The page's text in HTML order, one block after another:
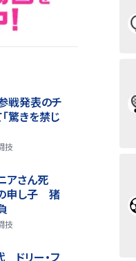
戦発表のチ
驚きを禁じ
技
アさん死
申し子 猪
技
ドリー・フ